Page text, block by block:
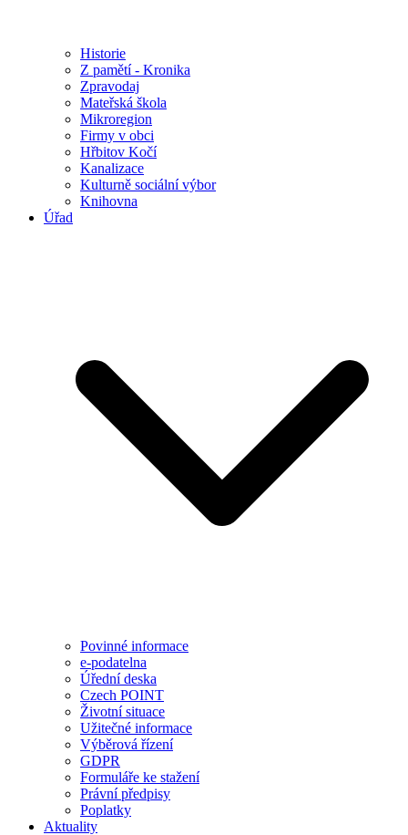
Historie
Z pamětí - Kronika
Zpravodaj
Mateřská škola
Mikroregion
Firmy v obci
Hřbitov Kočí
Kanalizace
Kulturně sociální výbor
Knihovna
Úřad
Povinné informace
e-podatelna
Úřední deska
Czech POINT
Životní situace
Užitečné informace
Výběrová řízení
GDPR
Formuláře ke stažení
Právní předpisy
Poplatky
Aktuality